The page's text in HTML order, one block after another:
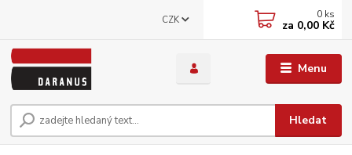
Menu
CZK
Hledat
0 ks
za 0,00 Kč